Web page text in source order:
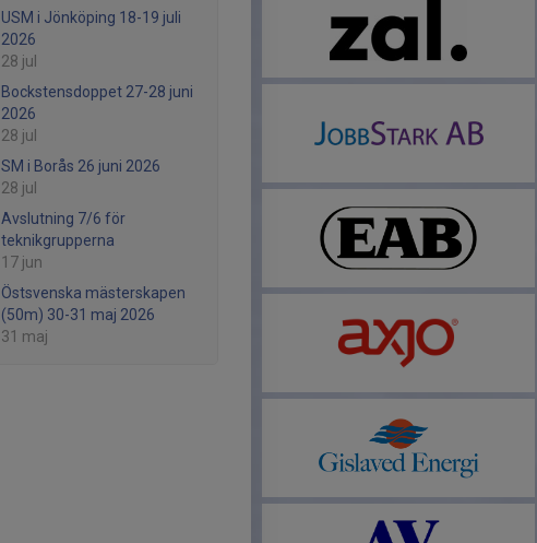
USM i Jönköping 18-19 juli
2026
28 jul
Bockstensdoppet 27-28 juni
2026
28 jul
SM i Borås 26 juni 2026
28 jul
Avslutning 7/6 för
teknikgrupperna
17 jun
Östsvenska mästerskapen
(50m) 30-31 maj 2026
31 maj